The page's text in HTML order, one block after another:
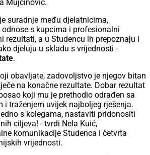
Mujčinović.
suradnje među djelatnicima,
s kupcima i profesionalni
rezultati, a u Studencu ih prepoznaju i
djeluju u skladu s vrijednosti -
.
obavljate, zadovoljstvo je njegov bitan
na konačne rezultate. Dobar rezultat
koji mu je prethodio odrađen sa
i traženjem uvijek najboljeg rješenja.
s kolegama, nastaviti pridonositi
ciljeva! - tvrdi Nela Kuić,
komunikacije Studenca i četvrta
vrijednosti.